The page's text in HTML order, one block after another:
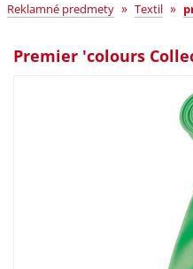
Reklamné predmety » Textil »
Premier 'colours